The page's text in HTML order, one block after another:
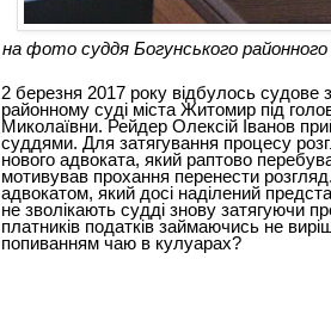
на фото суддя Богунського
2 березня 2017 року відбулось судове
районному суді міста Житомир під
Миколаївни. Рейдер Олексій Іванов
суддями. Для затягування процесу
нового адвоката, який раптово
мотивував прохання перенести
адвокатом, який досі наділений
не зволікають судді знову затягуючи
платників податків займаючись не
попиванням чаю в кулуарах?